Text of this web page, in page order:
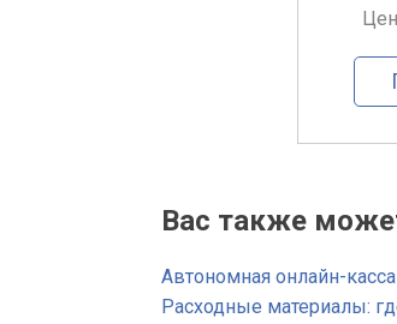
Вас также
Автономная онлайн-касса
Расходные материалы: